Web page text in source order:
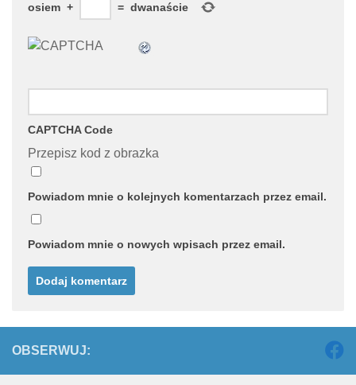
osiem + = dwanaście
CAPTCHA Code
Przepisz kod z obrazka
Powiadom mnie o kolejnych komentarzach przez email.
Powiadom mnie o nowych wpisach przez email.
OBSERWUJ: